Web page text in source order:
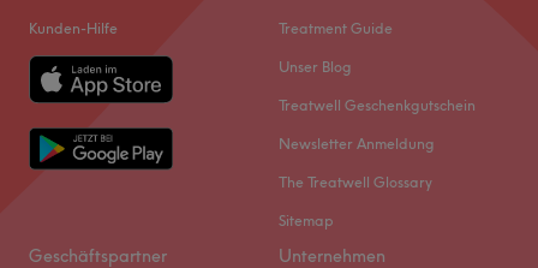
Kunden-Hilfe Treatment Guide
Unser Blog
Treatwell Geschenkgutschein
Newsletter Anmeldung
The Treatwell Glossary
Sitemap
Geschäftspartner Unternehmen